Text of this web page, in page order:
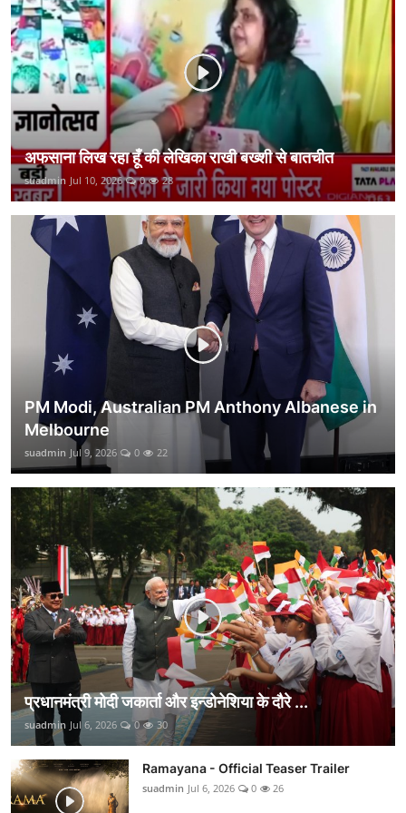
कानून
राजनीति
वीडियो
अफसाना लिख रहा हूँ की लेखिका राखी बख्शी से बातचीत
suadmin Jul 10, 2026 0 28
PM Modi, Australian PM Anthony Albanese in
Melbourne
suadmin Jul 9, 2026 0 22
प्रधानमंत्री मोदी जकार्ता और इन्डोनेशिया के दौरे ...
suadmin Jul 6, 2026 0 30
Ramayana - Official Teaser Trailer
suadmin Jul 6, 2026 0 26